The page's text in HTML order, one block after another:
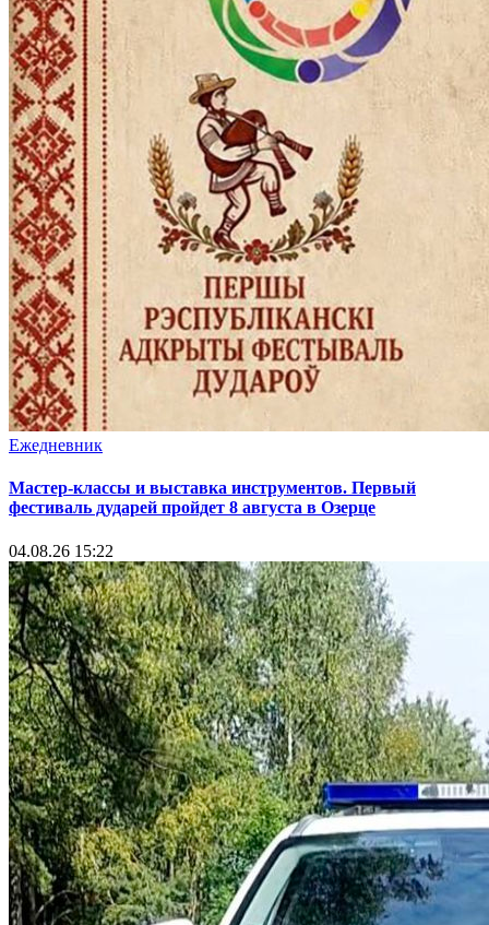
Ежедневник
Мастер-классы и выставка инструментов. Первый
фестиваль дударей пройдет 8 августа в Озерце
04.08.26 15:22